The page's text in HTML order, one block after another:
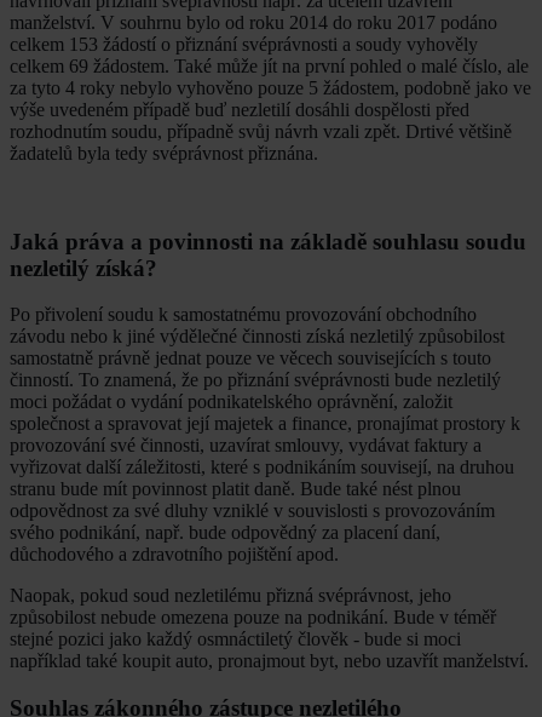
manželství. V souhrnu bylo od roku 2014 do roku 2017 podáno
celkem 153 žádostí o přiznání svéprávnosti a soudy vyhověly
celkem 69 žádostem. Také může jít na první pohled o malé číslo, ale
za tyto 4 roky nebylo vyhověno pouze 5 žádostem, podobně jako ve
výše uvedeném případě buď nezletilí dosáhli dospělosti před
rozhodnutím soudu, případně svůj návrh vzali zpět. Drtivé většině
žadatelů byla tedy svéprávnost přiznána.
Jaká práva a povinnosti na základě souhlasu soudu
nezletilý získá?
Po přivolení soudu k samostatnému provozování obchodního
závodu nebo k jiné výdělečné činnosti získá nezletilý způsobilost
samostatně právně jednat pouze ve věcech souvisejících s touto
činností. To znamená, že po přiznání svéprávnosti bude nezletilý
moci požádat o vydání podnikatelského oprávnění, založit
společnost a spravovat její majetek a finance, pronajímat prostory k
provozování své činnosti, uzavírat smlouvy, vydávat faktury a
vyřizovat další záležitosti, které s podnikáním souvisejí, na druhou
stranu bude mít povinnost platit daně. Bude také nést plnou
odpovědnost za své dluhy vzniklé v souvislosti s provozováním
svého podnikání, např. bude odpovědný za placení daní,
důchodového a zdravotního pojištění apod.
Naopak, pokud soud nezletilému přizná svéprávnost, jeho
způsobilost nebude omezena pouze na podnikání. Bude v téměř
stejné pozici jako každý osmnáctiletý člověk - bude si moci
například také koupit auto, pronajmout byt, nebo uzavřít manželství.
Souhlas zákonného zástupce nezletilého